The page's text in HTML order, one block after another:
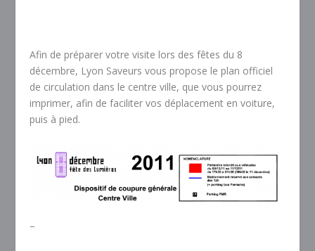
Afin de préparer votre visite lors des fêtes du 8
décembre, Lyon Saveurs vous propose le plan officiel
de circulation dans le centre ville, que vous pourrez
imprimer, afin de faciliter vos déplacement en voiture,
puis à pied.
–